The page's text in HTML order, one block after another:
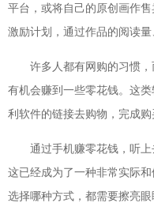
平台，或将自己的原创画作
激励计划，通过作品的阅读量
许多人都有网购的习惯
有机会赚到一些零花钱。这
利软件的链接去购物，完成购
通过手机赚零花钱，听
这已经成为了一种非常实际
选择哪种方式，都需要擦亮